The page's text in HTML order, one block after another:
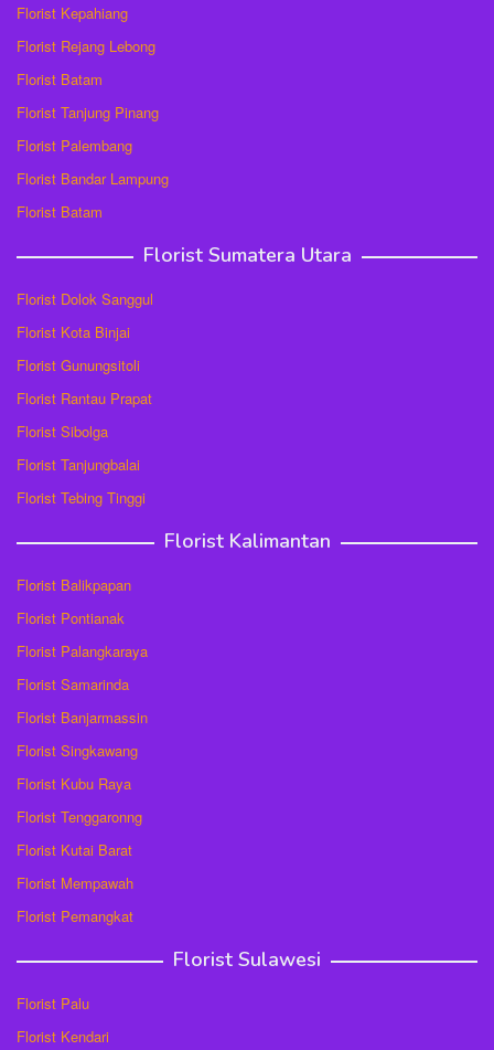
Florist Kepahiang
Florist Rejang Lebong
Florist Batam
Florist Tanjung Pinang
Florist Palembang
Florist Bandar Lampung
Florist Batam
Florist Sumatera Utara
Florist Dolok Sanggul
Florist Kota Binjai
Florist Gunungsitoli
Florist Rantau Prapat
Florist Sibolga
Florist Tanjungbalai
Florist Tebing Tinggi
Florist Kalimantan
Florist Balikpapan
Florist Pontianak
Florist Palangkaraya
Florist Samarinda
Florist Banjarmassin
Florist Singkawang
Florist Kubu Raya
Florist Tenggaronng
Florist Kutai Barat
Florist Mempawah
Florist Pemangkat
Florist Sulawesi
Florist Palu
Florist Kendari